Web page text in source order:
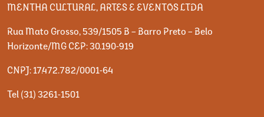
MENTHA CULTURAL, ARTES E EVENTOS LTDA
Rua Mato Grosso, 539/1505 B – Barro Preto – Belo
Horizonte/MG CEP: 30.190-919
CNPJ: 17.472.782/0001-64
Tel (31) 3261-1501